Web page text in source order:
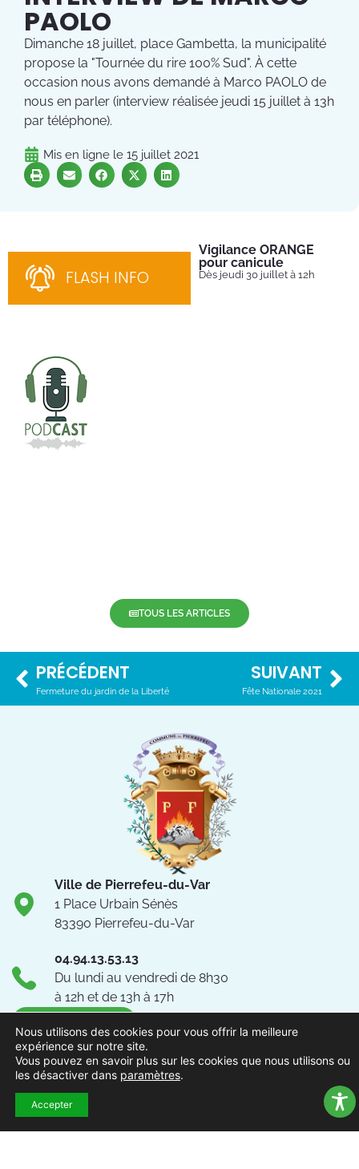
PAOLO
Dimanche 18 juillet, place Gambetta, la municipalité
propose la "Tournée du rire 100% Sud". À cette
occasion nous avons demandé à Marco PAOLO de
nous en parler (interview réalisée jeudi 15 juillet à 13h
par téléphone).
Mis en ligne le 15 juillet 2021
FLASH INFO
Vigilance ORANGE
pour canicule
Dès jeudi 30 juillet à 12h
TOUS LES ARTICLES
PRÉCÉDENT
Fermeture du jardin de la Liberté
SUIVANT
Fête Nationale 2021
Ville de Pierrefeu-du-Var
1 Place Urbain Sénès
83390 Pierrefeu-du-Var
04.94.13.53.13
Du lundi au vendredi de 8h30
à 12h et de 13h à 17h
Suivez-nous !
Nous utilisons des cookies pour vous offrir la meilleure
expérience sur notre site.
Vous pouvez en savoir plus sur les cookies que nous utilisons ou
les désactiver dans paramètres.
Accepter